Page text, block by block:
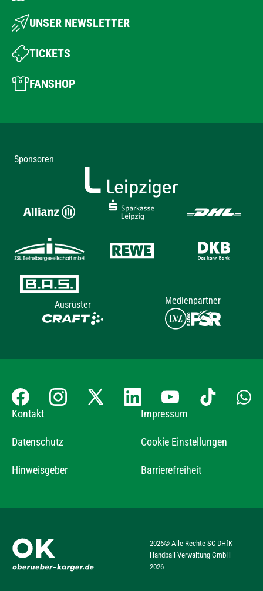
UNSER NEWSLETTER
TICKETS
FANSHOP
Sponsoren
Ausrüster Medienpartner
Kontakt Impressum
Datenschutz Cookie Einstellungen
Hinweisgeber Barrierefreiheit
2026© Alle Rechte SC DHfK
Handball Verwaltung GmbH –
2026